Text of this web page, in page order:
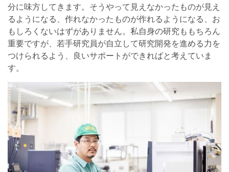
分に味方してきます。そうやって見えなかったものが見え
るようになる、作れなかったものが作れるようになる、お
もしろくないはずがありません。私自身の研究ももちろん
重要ですが、若手研究員が自立して研究開発を進める力を
つけられるよう、良いサポートができればと考えていま
す。